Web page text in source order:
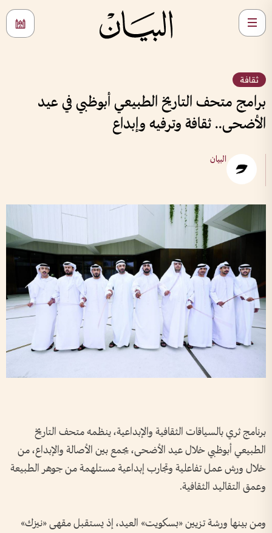
ثقافة
برامج متحف التاريخ الطبيعي أبوظبي في عيد
الأضحى.. ثقافة وترفيه وإبداع
البيان
برنامج ثري بالسياقات الثقافية والإبداعية، ينظمه متحف التاريخ
الطبيعي أبوظبي خلال عيد الأضحى، يجمع بين الأصالة والإبداع، من
خلال ورش عمل تفاعلية وتجارب إبداعية مستلهمة من جوهر الطبيعة
وعمق التقاليد الثقافية.
ومن بينها ورشة تزيين «بسكويت» العيد، إذ يستقبل مقهى «نيزك»